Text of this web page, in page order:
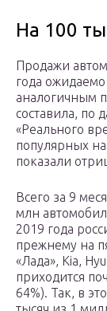
На 100
Продажи
года
аналогичным
составила, по
«Реального
популярных
показали
Всего за 9
млн
2019 года
прежнему на
«Лада», Kia,
приходится
64%). Так, в